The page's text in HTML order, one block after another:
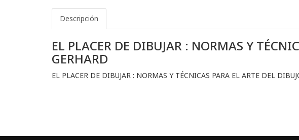
Descripción
EL PLACER DE DIBUJAR : NORMAS Y
GERHARD
EL PLACER DE DIBUJAR : NORMAS Y TÉCNICAS PARA EL ARTE DEL